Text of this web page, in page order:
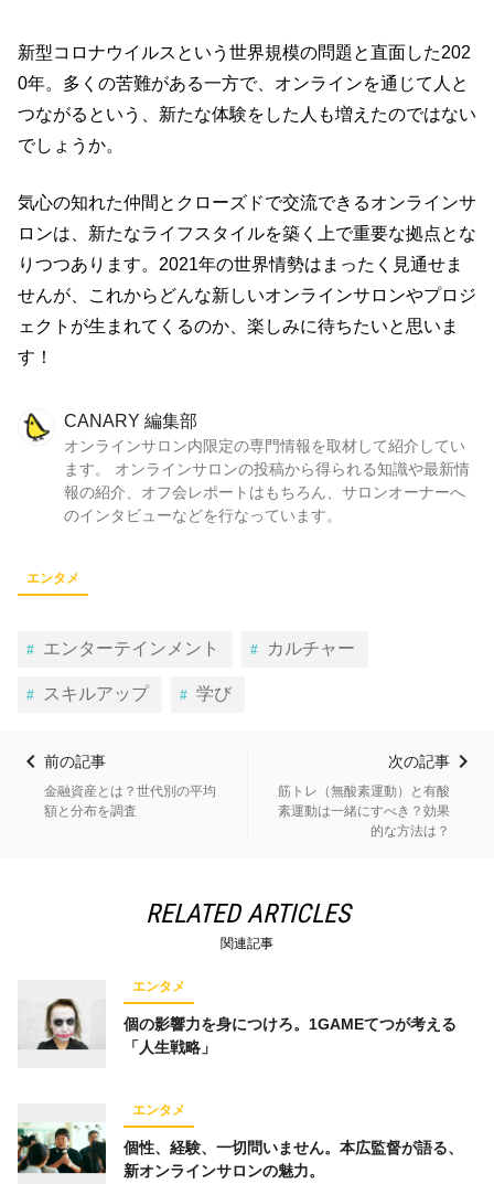
新型コロナウイルスという世界規模の問題と直面した202
0年。多くの苦難がある一方で、オンラインを通じて人と
つながるという、新たな体験をした人も増えたのではない
でしょうか。
気心の知れた仲間とクローズドで交流できるオンラインサ
ロンは、新たなライフスタイルを築く上で重要な拠点とな
りつつあります。2021年の世界情勢はまったく見通せま
せんが、これからどんな新しいオンラインサロンやプロジ
ェクトが生まれてくるのか、楽しみに待ちたいと思いま
す！
CANARY 編集部
オンラインサロン内限定の専門情報を取材して紹介してい
ます。 オンラインサロンの投稿から得られる知識や最新情
報の紹介、オフ会レポートはもちろん、サロンオーナーへ
のインタビューなどを行なっています。
エンタメ
エンターテインメント カルチャー
スキルアップ 学び
前の記事
金融資産とは？世代別の平均
額と分布を調査
次の記事
筋トレ（無酸素運動）と有酸
素運動は一緒にすべき？効果
的な方法は？
RELATED ARTICLES
関連記事
エンタメ
個の影響力を身につけろ。1GAMEてつが考える
「人生戦略」
エンタメ
個性、経験、一切問いません。本広監督が語る、
新オンラインサロンの魅力。